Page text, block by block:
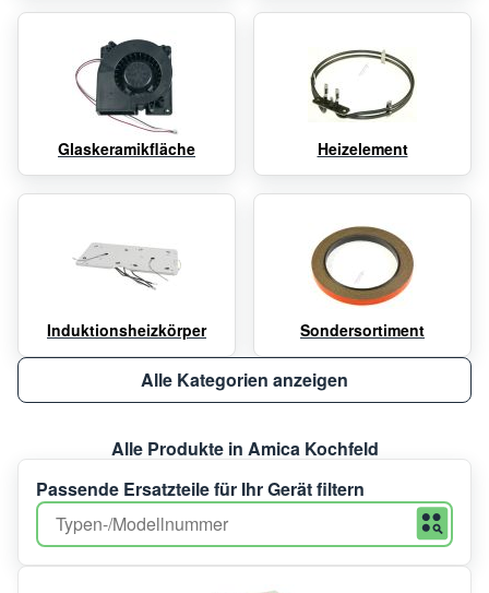
Glaskeramikfläche Heizelement
Induktionsheizkörper Sondersortiment
Alle Kategorien anzeigen
Alle Produkte in Amica Kochfeld
Passende Ersatzteile für Ihr Gerät filtern